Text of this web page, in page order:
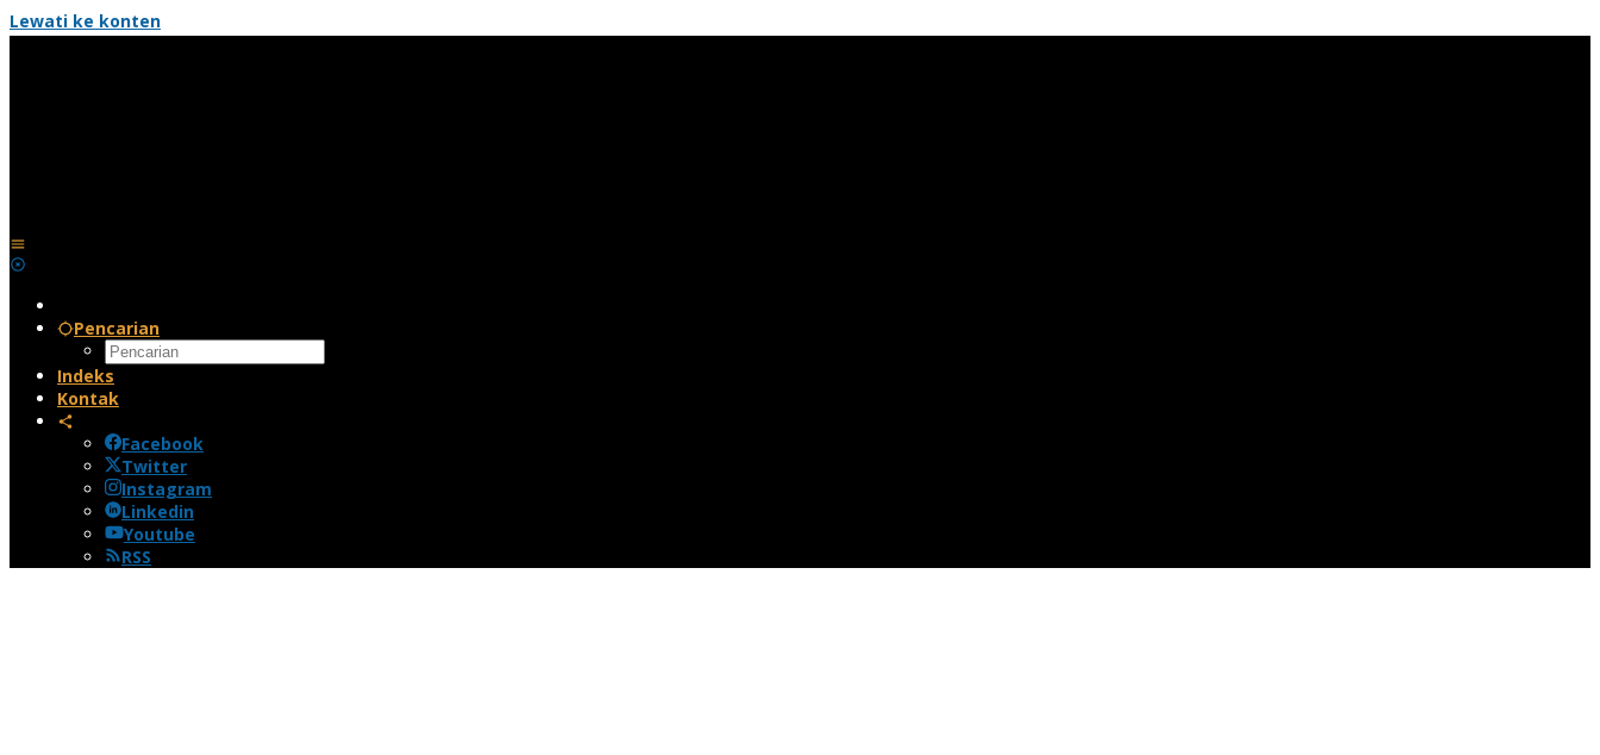
Lewati ke konten
Pencarian
Indeks
Kontak
Facebook
Twitter
Instagram
Linkedin
Youtube
RSS